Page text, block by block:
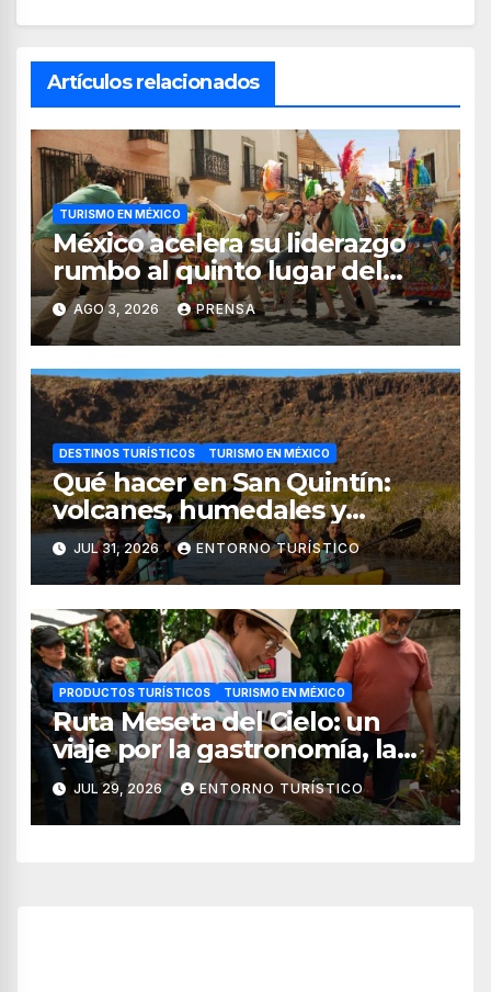
Artículos relacionados
TURISMO EN MÉXICO
México acelera su liderazgo
rumbo al quinto lugar del
turismo mundial
AGO 3, 2026 PRENSA
DESTINOS TURÍSTICOS TURISMO EN MÉXICO
Qué hacer en San Quintín:
volcanes, humedales y
sabores del mar
JUL 31, 2026 ENTORNO TURÍSTICO
PRODUCTOS TURÍSTICOS TURISMO EN MÉXICO
Ruta Meseta del Cielo: un
viaje por la gastronomía, la
cultura y los paisajes de
Nayarit
JUL 29, 2026 ENTORNO TURÍSTICO